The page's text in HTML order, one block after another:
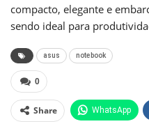
compacto, elegante e
sendo ideal para
asus notebook
0
Share WhatsApp